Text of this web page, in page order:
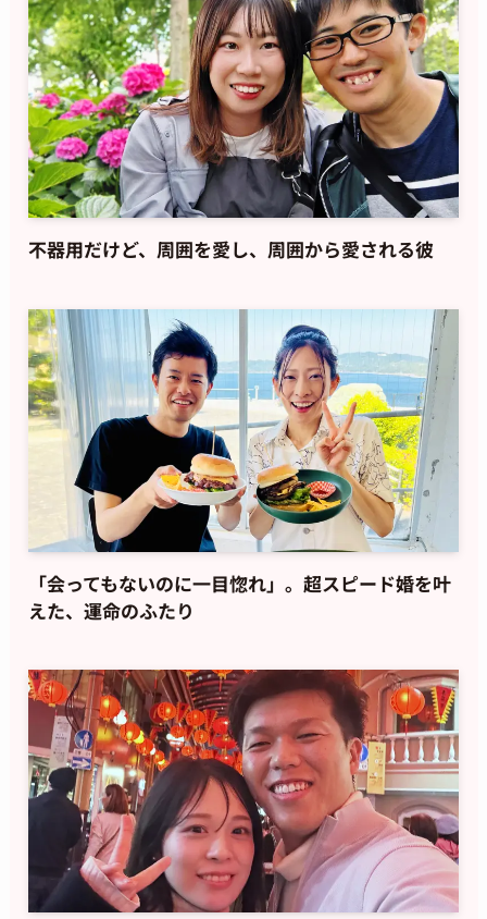
不器用だけど、周囲を愛し、周囲から愛される彼
「会ってもないのに一目惚れ」。超スピード婚を叶
えた、運命のふたり